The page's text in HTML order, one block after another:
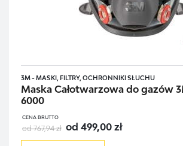
3M - MASKI, FILTRY, OCHRONNIKI SŁUCHU
Maska Całotwarzowa do gazów
6000
CENA BRUTTO
od 767,94 zł od 499,00 zł